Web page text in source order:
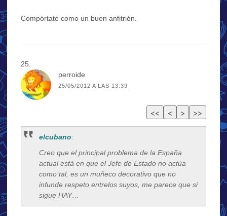
Compórtate como un buen anfitrión.
perroide
25/05/2012 A LAS 13:39
elcubano:
Creo que el principal problema de la España
actual está en que el Jefe de Estado no actúa
como tal, es un muñeco decorativo que no
infunde respeto entrelos suyos, me parece que si
sigue HAY…